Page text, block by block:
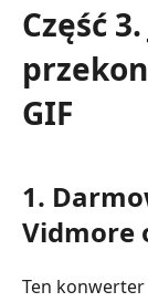
Część
GIF
1.
Vidmore
Ten